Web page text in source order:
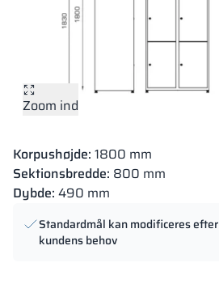
Zoom ind
Korpushøjde: 1800 mm
Sektionsbredde: 800 mm
Dybde: 490 mm
Standardmål kan modificeres efter
kundens behov